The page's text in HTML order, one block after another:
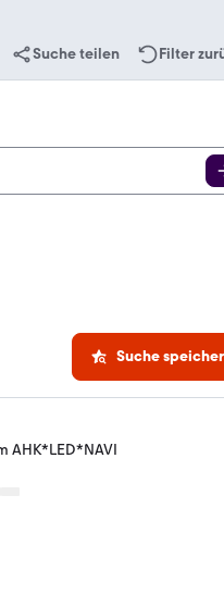
Suche teilen Filter
Suche
AHK*LED*NAVI